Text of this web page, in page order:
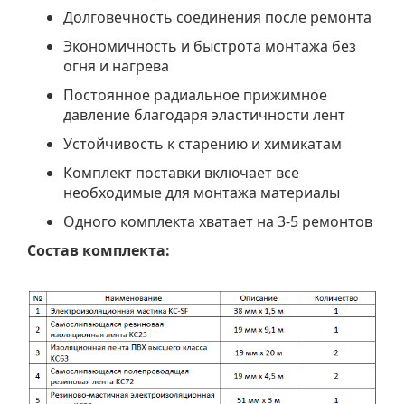
Долговечность соединения после ремонта
Экономичность и быстрота монтажа без
огня и нагрева
Постоянное радиальное прижимное
давление благодаря эластичности лент
Устойчивость к старению и химикатам
Комплект поставки включает все
необходимые для монтажа материалы
Одного комплекта хватает на 3-5 ремонтов
Состав комплекта: